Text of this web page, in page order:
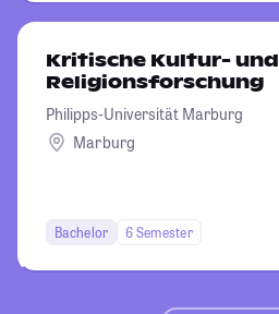
Kritische Kultur- und
Religionsforschung
Philipps-Universität Marburg
Marburg
Bachelor 6 Semester